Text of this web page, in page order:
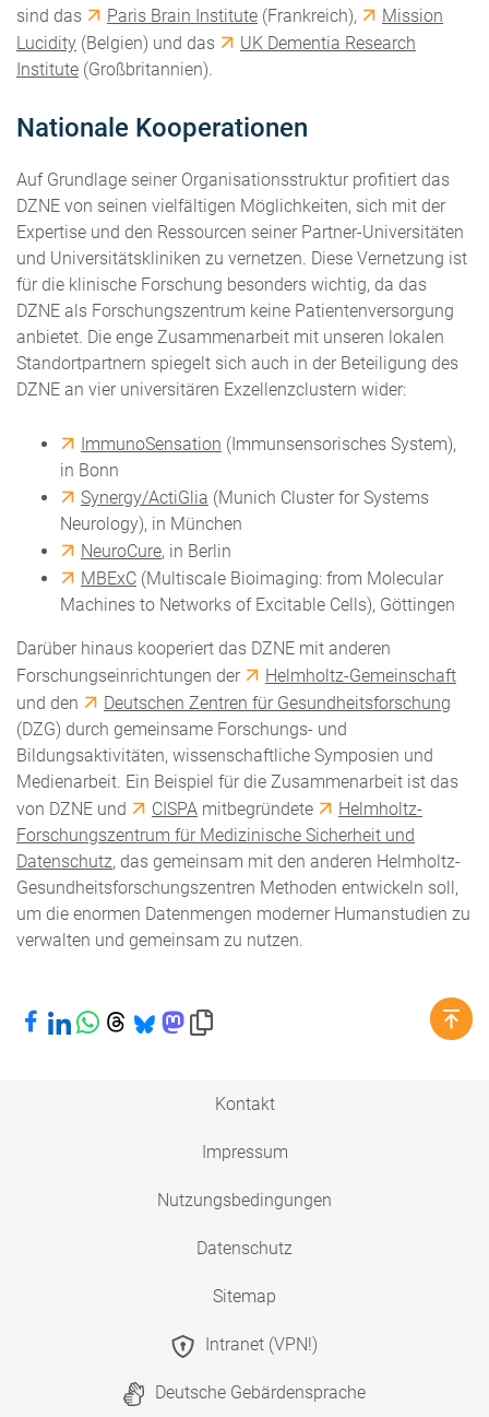
sind das
Paris Brain Institute (Frankreich),
Mission
Lucidity (Belgien) und das
UK Dementia Research
Institute (Großbritannien).
Nationale Kooperationen
Auf Grundlage seiner Organisationsstruktur profitiert das
DZNE von seinen vielfältigen Möglichkeiten, sich mit der
Expertise und den Ressourcen seiner Partner-Universitäten
und Universitätskliniken zu vernetzen. Diese Vernetzung ist
für die klinische Forschung besonders wichtig, da das
DZNE als Forschungszentrum keine Patientenversorgung
anbietet. Die enge Zusammenarbeit mit unseren lokalen
Standortpartnern spiegelt sich auch in der Beteiligung des
DZNE an vier universitären Exzellenzclustern wider:
ImmunoSensation (Immunsensorisches System),
in Bonn
Synergy/ActiGlia (Munich Cluster for Systems
Neurology), in München
NeuroCure, in Berlin
MBExC (Multiscale Bioimaging: from Molecular
Machines to Networks of Excitable Cells), Göttingen
Darüber hinaus kooperiert das DZNE mit anderen
Forschungseinrichtungen der
Helmholtz-Gemeinschaft
und den
Deutschen Zentren für Gesundheitsforschung
(DZG) durch gemeinsame Forschungs- und
Bildungsaktivitäten, wissenschaftliche Symposien und
Medienarbeit. Ein Beispiel für die Zusammenarbeit ist das
von DZNE und
CISPA mitbegründete
Helmholtz-
Forschungszentrum für Medizinische Sicherheit und
Datenschutz, das gemeinsam mit den anderen Helmholtz-
Gesundheitsforschungszentren Methoden entwickeln soll,
um die enormen Datenmengen moderner Humanstudien zu
verwalten und gemeinsam zu nutzen.
Bei Facebook teilen
Bei LinkedIn teilen
Bei WhatsApp teilen
Bei Threads teilen
Bei Bluesky teilen
Bei Mastodon teilen
Link in die Zwischenablage kopieren
Kontakt
Impressum
Nutzungsbedingungen
Datenschutz
Sitemap
Intranet (VPN!)
Deutsche Gebärdensprache